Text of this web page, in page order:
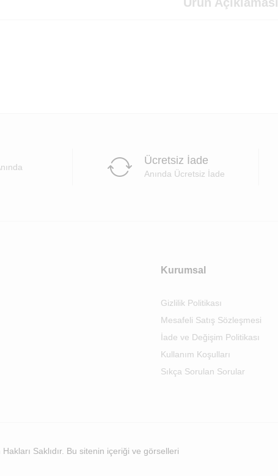
Ücretsiz İade
Anında Ücretsiz İade
Kurumsal
Gizlilik Politikası
Mesafeli Satış Sözleşmesi
İade ve Değişim Politikası
Kullanım Koşulları
Sıkça Sorulan Sorular
Saklıdır. Bu sitenin içeriği ve görselleri